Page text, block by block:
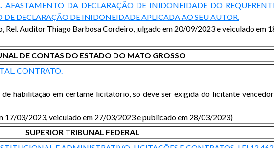
AFASTAMENTO DA DECLARAÇÃO DE INIDONEIDADE DO
DECLARAÇÃO DE INIDONEIDADE APLICADA AO SEU AUTOR.
Rel. Auditor Thiago Barbosa Cordeiro, julgado em 20/09/2023 e veiculado em
DE CONTAS DO ESTADO DO MATO GROSSO
CONTRATO.
habilitação em certame licitatório, só deve ser exigida do licitante
17/03/2023, veiculado em 27/03/2023 e publicado em 28/03/2023)
SUPERIOR TRIBUNAL FEDERAL